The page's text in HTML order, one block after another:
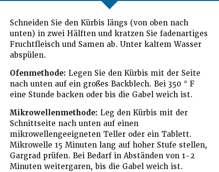
Schneiden Sie den Kürbis längs (von oben nach
unten) in zwei Hälften und kratzen Sie fadenartiges
Fruchtfleisch und Samen ab. Unter kaltem Wasser
abspülen.
Ofenmethode: Legen Sie den Kürbis mit der Seite
nach unten auf ein großes Backblech. Bei 350 ° F
eine Stunde backen oder bis die Gabel weich ist.
Mikrowellenmethode: Leg den Kürbis mit der
Schnittseite nach unten auf einen
mikrowellengeeigneten Teller oder ein Tablett.
Mikrowelle 15 Minuten lang auf hoher Stufe stellen,
Gargrad prüfen. Bei Bedarf in Abständen von 1-2
Minuten weitergaren, bis die Gabel weich ist.